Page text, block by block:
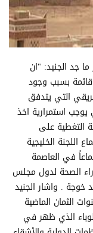
جد الجنيد: "ان
بسبب وجود
التي يتدفق
يوجب استمرارية اخذ
التغطية على
اللجنة الخليجية
في العاصمة
الصحة لدول مجلس
خوجة . واشار الجنيد
الثمان الماضية
الذي ظهر في